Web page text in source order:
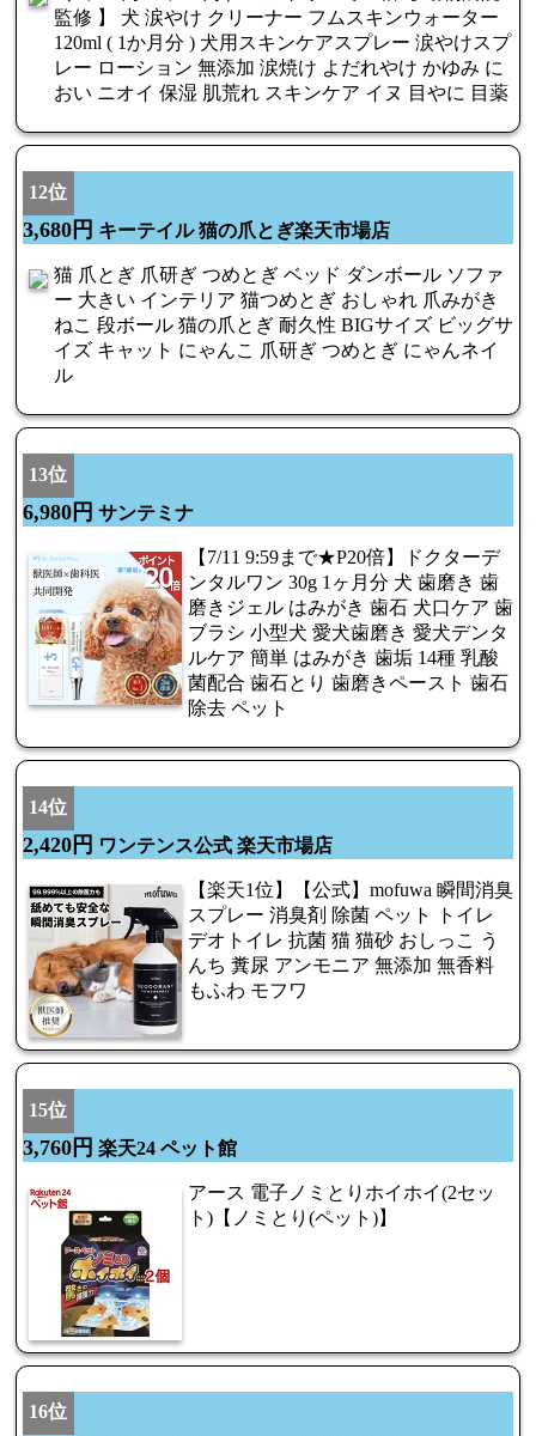
監修 】 犬 涙やけ クリーナー フムスキンウォーター
120ml ( 1か月分 ) 犬用スキンケアスプレー 涙やけスプ
レー ローション 無添加 涙焼け よだれやけ かゆみ に
おい ニオイ 保湿 肌荒れ スキンケア イヌ 目やに 目薬
12位
3,680円 キーテイル 猫の爪とぎ楽天市場店
猫 爪とぎ 爪研ぎ つめとぎ ベッド ダンボール ソファ
ー 大きい インテリア 猫つめとぎ おしゃれ 爪みがき
ねこ 段ボール 猫の爪とぎ 耐久性 BIGサイズ ビッグサ
イズ キャット にゃんこ 爪研ぎ つめとぎ にゃんネイ
ル
13位
6,980円 サンテミナ
【7/11 9:59まで★P20倍】ドクターデ
ンタルワン 30g 1ヶ月分 犬 歯磨き 歯
磨きジェル はみがき 歯石 犬口ケア 歯
ブラシ 小型犬 愛犬歯磨き 愛犬デンタ
ルケア 簡単 はみがき 歯垢 14種 乳酸
菌配合 歯石とり 歯磨きペースト 歯石
除去 ペット
14位
2,420円 ワンテンス公式 楽天市場店
【楽天1位】【公式】mofuwa 瞬間消臭
スプレー 消臭剤 除菌 ペット トイレ
デオトイレ 抗菌 猫 猫砂 おしっこ う
んち 糞尿 アンモニア 無添加 無香料
もふわ モフワ
15位
3,760円 楽天24 ペット館
アース 電子ノミとりホイホイ(2セッ
ト)【ノミとり(ペット)】
16位